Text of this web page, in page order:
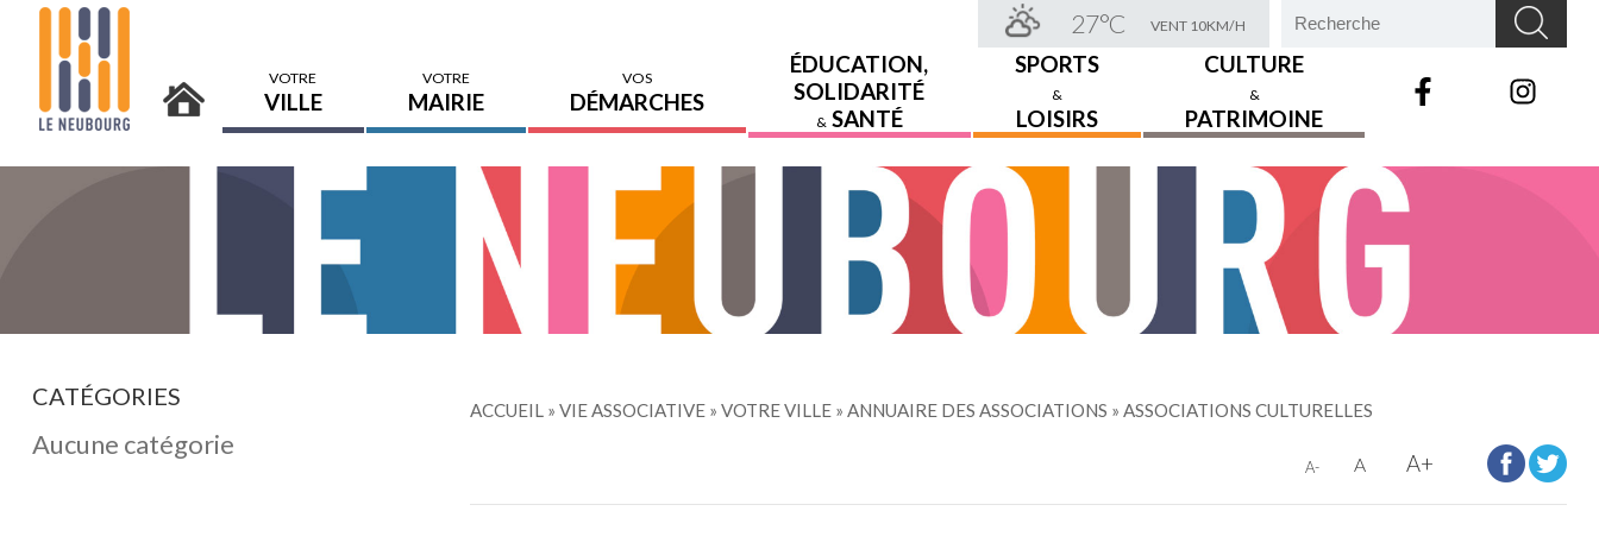
27°C VENT 10KM/H
VOTRE
VILLE
VOTRE
MAIRIE
VOS
DÉMARCHES
ÉDUCATION,
SOLIDARITÉ
& SANTÉ
SPORTS
&
LOISIRS
CULTURE
&
PATRIMOINE
CATÉGORIES
Aucune catégorie
ACCUEIL »VIE ASSOCIATIVE »VOTRE VILLE » ANNUAIRE DES ASSOCIATIONS » ASSOCIATIONS CULTURELLES
A+
A
A-